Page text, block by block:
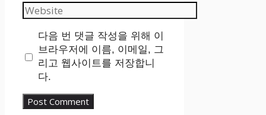
Website
다음 번 댓글 작성을 위해 이
브라우저에 이름, 이메일, 그
리고 웹사이트를 저장합니
다.